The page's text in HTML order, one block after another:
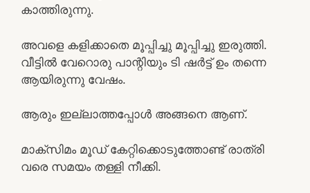
കാത്തിരുന്നു.
അവളെ കളിക്കാതെ മൂപ്പിച്ചു മൂപ്പിച്ചു ഇരുത്തി.
വീട്ടിൽ വേറൊരു പാന്റിയും ടി ഷർട്ട് ഉം തന്നെ
ആയിരുന്നു വേഷം.
ആരും ഇല്ലാത്തപ്പോള്‍ അങ്ങനെ ആണ്.
മാക്സിമം മൂഡ് കേറ്റിക്കൊടുത്തോണ്ട് രാത്രി
വരെ സമയം തള്ളി നീക്കി.